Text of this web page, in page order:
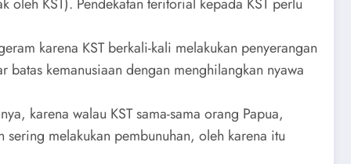
karena KST berkali-kali melakukan penyerangan
kemanusiaan dengan menghilangkan nyawa
karena walau KST sama-sama orang Papua,
melakukan pembunuhan, oleh karena itu